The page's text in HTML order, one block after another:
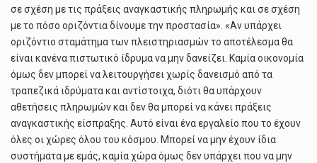
σε σχέση με τις πράξεις αναγκαστικής πληρωμής και σε σχέση
με το πόσο οριζόντια δίνουμε την προστασία». «Αν υπάρχει
οριζόντιο σταμάτημα των πλειστηριασμών το αποτέλεσμα θα
είναι κανένα πιστωτικό ίδρυμα να μην δανείζει. Καμία οικονομία
όμως δεν μπορεί να λειτουργήσει χωρίς δανεισμό από τα
τραπεζικά ιδρύματα και αντίστοιχα, διότι θα υπάρχουν
αθετήσεις πληρωμών και δεν θα μπορεί να κάνει πράξεις
αναγκαστικής είσπραξης. Αυτό είναι ένα εργαλείο που το έχουν
όλες οι χώρες όλου του κόσμου. Μπορεί να μην έχουν ίδια
συστήματα με εμάς, καμία χώρα όμως δεν υπάρχει που να μην